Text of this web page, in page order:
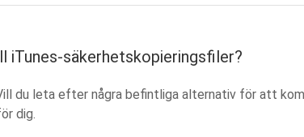
iTunes-säkerhetskopieringsfiler?
du leta efter några befintliga alternativ för att
dig.